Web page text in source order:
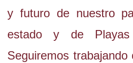
y futuro de nuestro
estado y de
Seguiremos trabajando